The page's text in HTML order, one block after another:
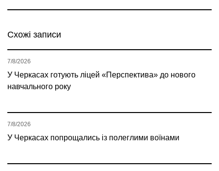
Схожі записи
У Черкасах готують ліцей «Перспектива» до нового
навчального року
7/8/2026
У Черкасах попрощались із полеглими воїнами
7/8/2026